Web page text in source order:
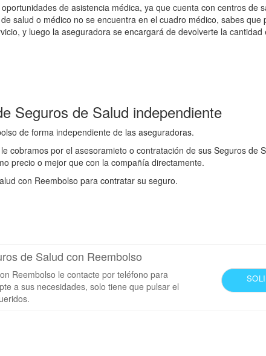
de asistencia médica, ya que cuenta con centros de
salud o médico no se encuentra en el cuadro médico, sabes que
y luego la aseguradora se encargará de devolverte la cantidad
Seguros de Salud independiente
de forma independiente de las aseguradoras.
cobramos por el asesoramieto o contratación de sus Seguros de
precio o mejor que con la compañía directamente.
con Reembolso para contratar su seguro.
de Salud con Reembolso
Reembolso le contacte por teléfono para
a sus necesidades, solo tiene que pulsar el